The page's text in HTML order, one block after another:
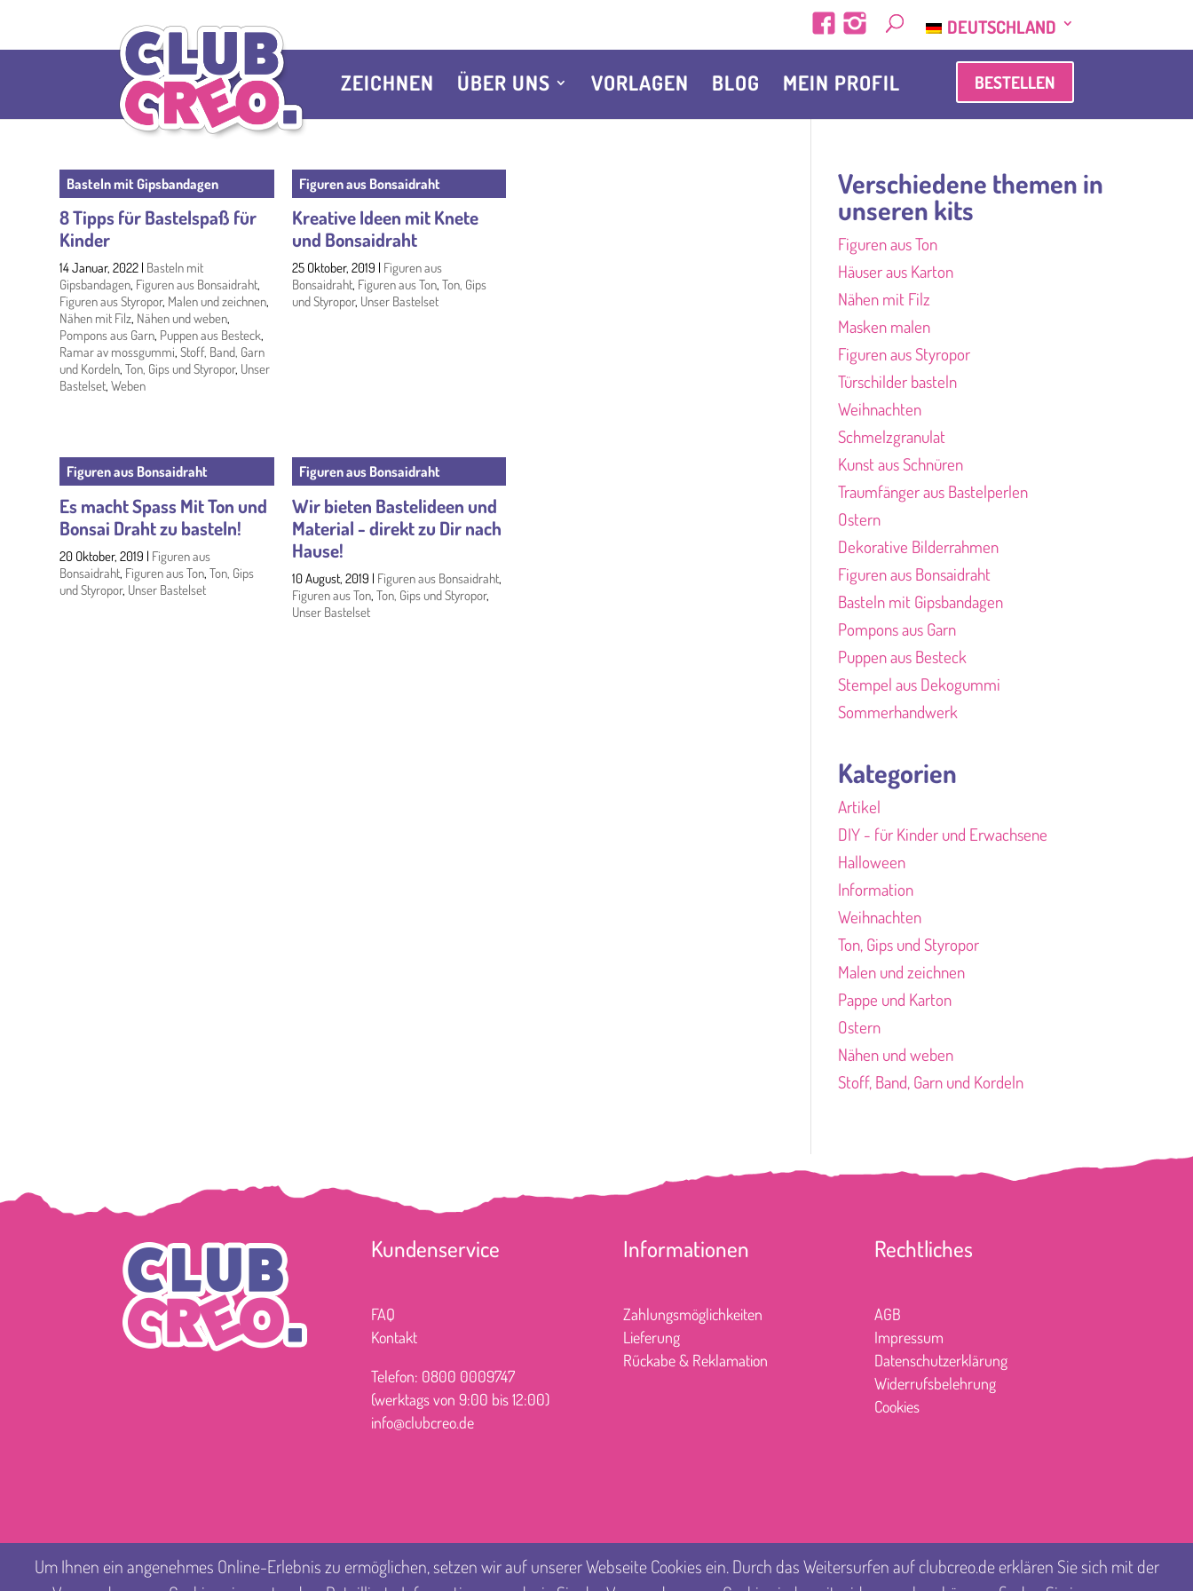
DEUTSCHLAND
ZEICHNEN ÜBER UNS VORLAGEN BLOG MEIN PROFIL BESTELLEN
Basteln mit Gipsbandagen
8 Tipps für Bastelspaß für
Kinder
14 Januar, 2022 | Basteln mit
Gipsbandagen, Figuren aus Bonsaidraht,
Figuren aus Styropor, Malen und zeichnen,
Nähen mit Filz, Nähen und weben,
Pompons aus Garn, Puppen aus Besteck,
Ramar av mossgummi,Stoff, Band, Garn
und Kordeln,Ton, Gips und Styropor, Unser
Bastelset,Weben
Figuren aus Bonsaidraht
Kreative Ideen mit Knete
und Bonsaidraht
25 Oktober, 2019 | Figuren aus
Bonsaidraht, Figuren aus Ton, Ton, Gips
und Styropor, Unser Bastelset
Figuren aus Bonsaidraht
Es macht Spass Mit Ton und
Bonsai Draht zu basteln!
20 Oktober, 2019 | Figuren aus
Bonsaidraht, Figuren aus Ton,Ton, Gips
und Styropor, Unser Bastelset
Figuren aus Bonsaidraht
Wir bieten Bastelideen und
Material - direkt zu Dir nach
Hause!
10 August, 2019 | Figuren aus Bonsaidraht,
Figuren aus Ton, Ton, Gips und Styropor,
Unser Bastelset
Verschiedene themen in
unseren kits
Figuren aus Ton
Häuser aus Karton
Nähen mit Filz
Masken malen
Figuren aus Styropor
Türschilder basteln
Weihnachten
Schmelzgranulat
Kunst aus Schnüren
Traumfänger aus Bastelperlen
Ostern
Dekorative Bilderrahmen
Figuren aus Bonsaidraht
Basteln mit Gipsbandagen
Pompons aus Garn
Puppen aus Besteck
Stempel aus Dekogummi
Sommerhandwerk
Kategorien
Artikel
DIY - für Kinder und Erwachsene
Halloween
Information
Weihnachten
Ton, Gips und Styropor
Malen und zeichnen
Pappe und Karton
Ostern
Nähen und weben
Stoff, Band, Garn und Kordeln
Kundenservice
FAQ
Kontakt
Telefon: 0800 0009747
(werktags von 9:00 bis 12:00)
info@clubcreo.de
Informationen
Zahlungsmöglichkeiten
Lieferung
Rűckabe & Reklamation
Rechtliches
AGB
Impressum
Datenschutzerklärung
Widerrufsbelehrung
Cookies
Um Ihnen ein angenehmes Online-Erlebnis zu ermöglichen, setzen wir auf unserer Webseite Cookies ein. Durch das Weitersurfen auf clubcreo.de erklären Sie sich mit der